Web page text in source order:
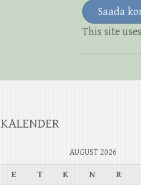
This site
KALENDER
AUGUST 2026
E T K N R